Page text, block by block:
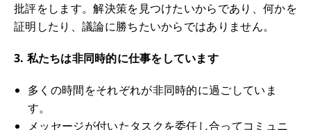
批評をします。解決策を見つけたいからであり、何かを
証明したり、議論に勝ちたいからではありません。
3. 私たちは非同時的に仕事をしています
多くの時間をそれぞれが非同時的に過ごしていま
す。
メッセージが付いたタスクを委任し合ってコミュニ